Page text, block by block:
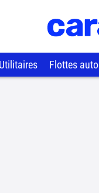
Utilitaires Flottes auto